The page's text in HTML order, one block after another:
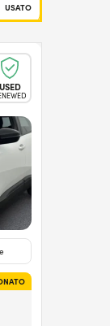
USATO
USED